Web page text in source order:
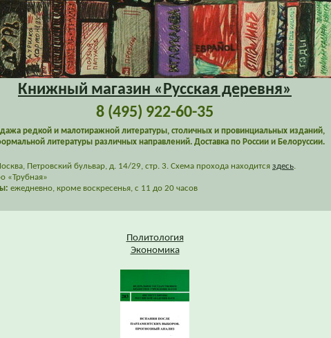
Книжный магазин «Русская деревня»
8 (495) 922-60-35
редкой и малотиражной литературы, столичных и провинциальных изданий,
литературы различных направлений. Доставка по России и Белоруссии.
Петровский бульвар, д. 14/29, стр. 3. Схема прохода находится здесь.
«Трубная»
ежедневно, кроме воскресенья, с 11 до 20 часов
Политология
Экономика